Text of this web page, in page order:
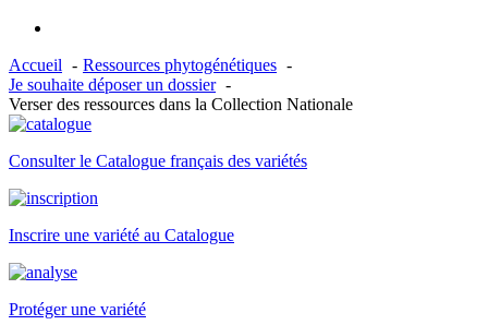
Accueil
Ressources phytogénétiques
Je souhaite déposer un dossier
Verser des ressources dans la Collection Nationale
Consulter le Catalogue français des variétés
Inscrire une variété au Catalogue
Protéger une variété